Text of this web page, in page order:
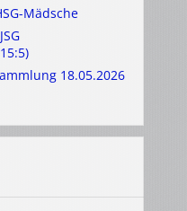
Mädsche
18.05.2026